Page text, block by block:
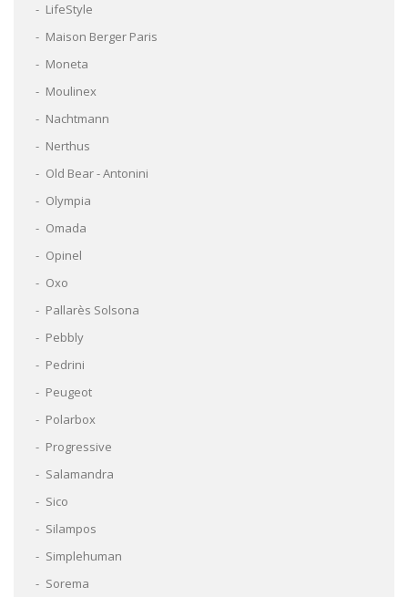
LifeStyle
Maison Berger Paris
Moneta
Moulinex
Nachtmann
Nerthus
Old Bear - Antonini
Olympia
Omada
Opinel
Oxo
Pallarès Solsona
Pebbly
Pedrini
Peugeot
Polarbox
Progressive
Salamandra
Sico
Silampos
Simplehuman
Sorema